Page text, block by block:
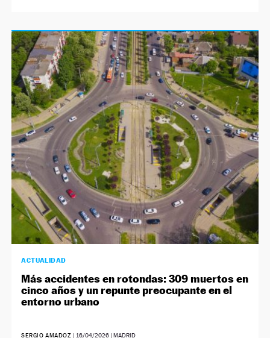
ACTUALIDAD
Más accidentes en rotondas: 309 muertos en
cinco años y un repunte preocupante en el
entorno urbano
SERGIO AMADOZ | 16/04/2026 | MADRID